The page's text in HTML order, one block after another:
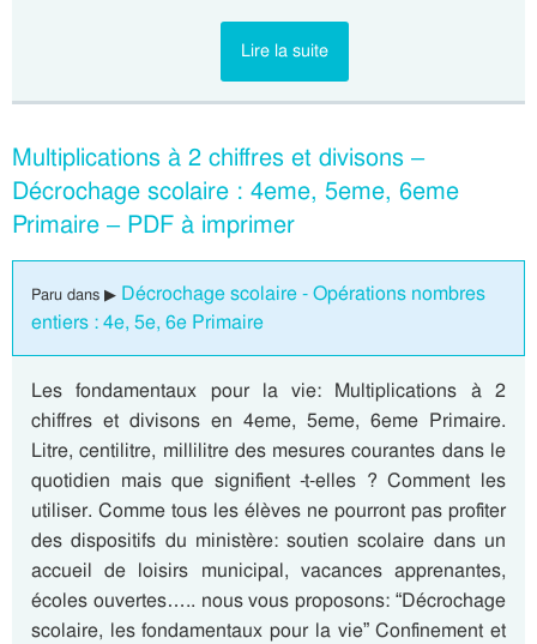
Lire la suite
Multiplications à 2 chiffres et divisons –
Décrochage scolaire : 4eme, 5eme, 6eme
Primaire – PDF à imprimer
Paru dans ▶ Décrochage scolaire - Opérations nombres
entiers : 4e, 5e, 6e Primaire
Les fondamentaux pour la vie: Multiplications à 2
chiffres et divisons en 4eme, 5eme, 6eme Primaire.
Litre, centilitre, millilitre des mesures courantes dans le
quotidien mais que signifient -t-elles ? Comment les
utiliser. Comme tous les élèves ne pourront pas profiter
des dispositifs du ministère: soutien scolaire dans un
accueil de loisirs municipal, vacances apprenantes,
écoles ouvertes….. nous vous proposons: “Décrochage
scolaire, les fondamentaux pour la vie” Confinement et